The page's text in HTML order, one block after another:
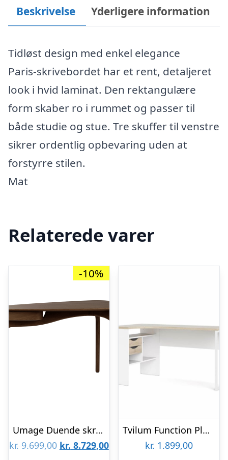
Beskrivelse Yderligere information
Tidløst design med enkel elegance
Paris-skrivebordet har et rent, detaljeret
look i hvid laminat. Den rektangulære
form skaber ro i rummet og passer til
både studie og stue. Tre skuffer til venstre
sikrer ordentlig opbevaring uden at
forstyrre stilen.
Mat
Relaterede varer
-10%
Umage Duende skrivebord – Mørk eg : Erling Christensen Møbler
kr.9.699,00 Den
kr. 8.729,00Den
Tvilum Function Plus hjørneskrivebord – 145 cm – Hvid / Eg stuktur : Erling Christensen Møbler
kr. 1.899,00